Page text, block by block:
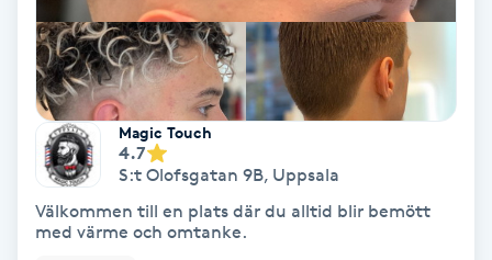
Trådning
Träning
Tvätt & Fön
Vaccination
Magic Touch
4.7
S:t Olofsgatan 9B, Uppsala
Välkommen till en plats där du alltid blir bemött
med värme och omtanke.